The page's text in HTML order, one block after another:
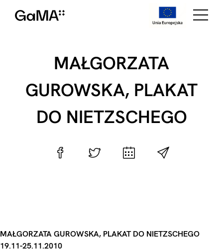
MAŁGORZATA
GUROWSKA, PLAKAT
DO NIETZSCHEGO
MAŁGORZATA GUROWSKA, PLAKAT DO NIETZSCHEGO
19.11-25.11.2010